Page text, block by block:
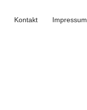
Kontakt Impressum